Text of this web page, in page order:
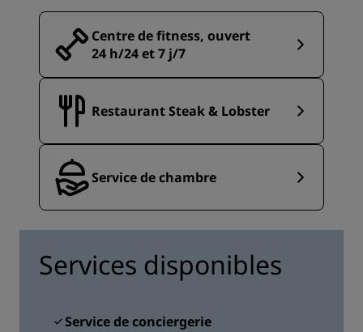
Centre de fitness, ouvert
24 h/24 et 7 j/7
Restaurant Steak & Lobster
Service de chambre
Services disponibles
Service de conciergerie